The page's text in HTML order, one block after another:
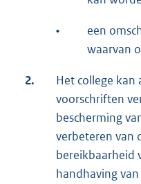
•
een
waarvan
2.
Het college
voorschriften
bescherming
verbeteren van
bereikbaarheid
handhaving